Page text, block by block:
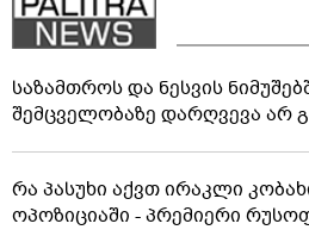
საზამთროს და ნესვის
შემცველობაზე დარღვევა არ
რა პასუხი აქვთ ირაკლი
ოპოზიციაში - პრემიერი